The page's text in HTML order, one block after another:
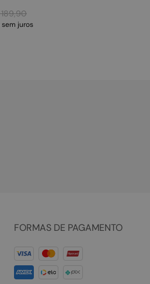
189,90
sem juros
FORMAS DE PAGAMENTO